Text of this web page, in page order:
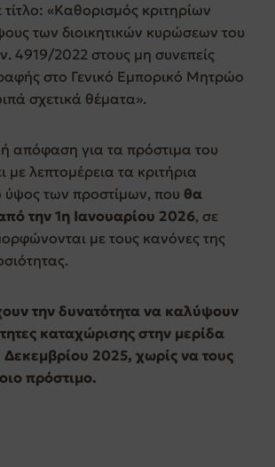
«Καθορισμός κριτηρίων
των διοικητικών κυρώσεων του
4919/2022 στους μη συνεπείς
στο Γενικό Εμπορικό Μητρώο
σχετικά θέματα».
απόφαση για τα πρόστιμα του
λεπτομέρεια τα κριτήρια
ύψος των προστίμων, που θα
την 1η Ιανουαρίου 2026, σε
με τους κανόνες της
την δυνατότητα να καλύψουν
καταχώρισης στην μερίδα
Δεκεμβρίου 2025, χωρίς να τους
πρόστιμο.